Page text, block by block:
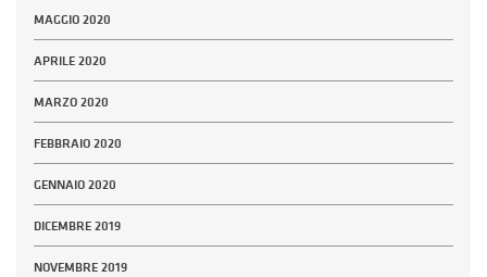
MAGGIO 2020
APRILE 2020
MARZO 2020
FEBBRAIO 2020
GENNAIO 2020
DICEMBRE 2019
NOVEMBRE 2019